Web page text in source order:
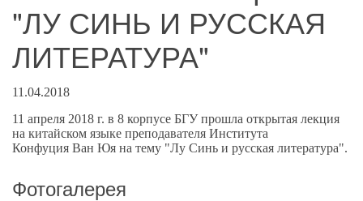
"ЛУ СИНЬ И РУССКАЯ
ЛИТЕРАТУРА"
11.04.2018
11 апреля 2018 г. в 8 корпусе БГУ прошла открытая лекция
на китайском языке преподавателя Института
Конфуция Ван Юя на тему "Лу Синь и русская литература".
Фотогалерея